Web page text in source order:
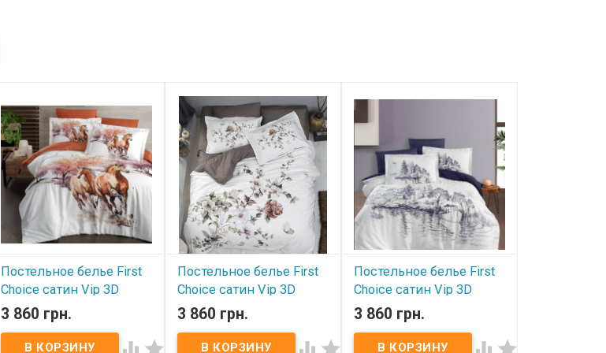
Постельное белье First
Choice сатин Vip 3D
модель 1 евро
В наличии
3 860 грн.
Постельное белье First
Choice сатин Vip 3D
модель 2 евро
В наличии
3 860 грн.
Постельное белье First
Choice сатин Vip 3D
Arigon евро
В наличии
3 860 грн.